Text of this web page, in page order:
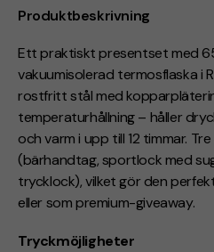
Produktbeskrivning
Ett praktiskt presentset med
vakuumisolerad termosflaska i
rostfritt stål med
temperaturhållning – håller
och varm i upp till 12 timmar.
(bärhandtag, sportlock med
trycklock), vilket gör den
eller som premium-giveaway.
Tryckmöjligheter